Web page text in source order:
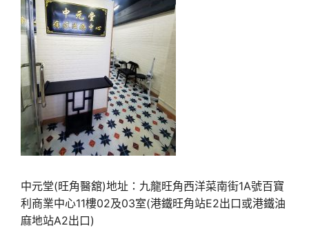
中元堂(旺角醫舘)地址：九龍旺角西洋菜南街1A號百寶
利商業中心11樓02及03室(港鐵旺角站E2出口或港鐵油
麻地站A2出口)